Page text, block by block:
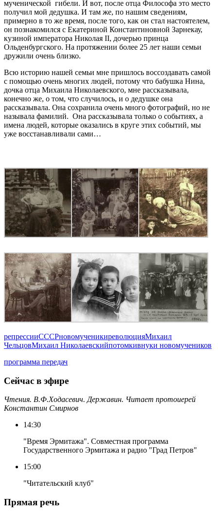
мученической гибели. И вот, после отца Философа это место
получил мой дедушка. И там же, по нашим сведениям,
примерно в то же время, после того, как он стал настоятелем,
он познакомился с Екатериной Константиновной Зарнекау,
кузиной императора Николая II, дочерью принца
Ольденбургского. На протяжении более 25 лет наши семьи
дружили очень близко.
Всю историю нашей семьи мне пришлось воссоздавать самой
с помощью очень многих людей, потому что бабушка Нина,
дочка отца Михаила Николаевского, мне рассказывала,
конечно же, о том, что случилось, и о дедушке она
рассказывала. Она сохранила очень много фотографий, но не
называла фамилий. Она рассказывала только о событиях, а
имена людей, которые оказались в круге этих событий, мы
уже восстанавливали сами…
репрессииСССРновомученикиреволюцияМихаил
ЧельцовМихаил Николаевскийпотомкивнуки новомучеников
программа передач
Сейчас в эфире
Чтения. В.Ф.Ходасевич. Державин. Читает протоиерей
Константин Смирнов
14:30
"Время Эрмитажа". Совместная программа
Государственного Эрмитажа и радио "Град Петров"
15:00
"Читательский клуб"
Прямая речь